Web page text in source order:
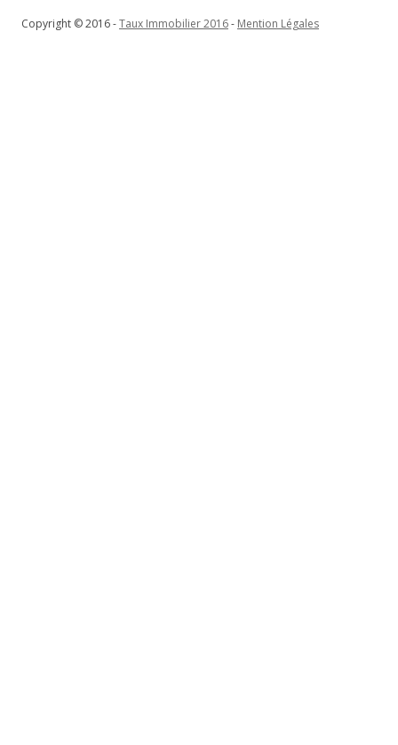
Copyright © 2016 -Taux Immobilier 2016- Mention Légales